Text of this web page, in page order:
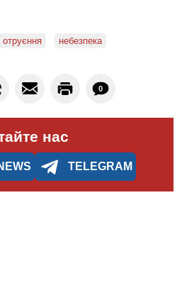
отруєння небезпека
0
нас
TELEGRAM